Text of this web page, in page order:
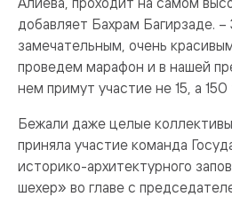
добавляет Бахрам Багирзаде. –
замечательным, очень
проведем марафон и в нашей
нем примут участие не 15, а
Бежали даже целые
приняла участие команда
историко-архитектурного
шехер» во главе с